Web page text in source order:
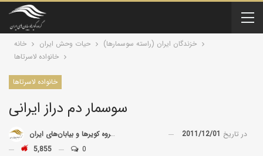
خانه حیات وحش ایران
خزندگان ايران (راسته سوسمارها)
خانواده لاسرتاها
خانواده لاسرتاها
سوسمار دم دراز ایرانی
توسط گروه کویرها و بیابان‌های ایران در تاریخ 2011/12/01
5,855
0